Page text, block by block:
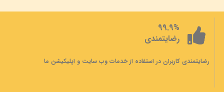
99.9%
رضایتمندی
رضایتمندی کاربران در استفاده از خدمات وب سایت و اپلیکیشن ما